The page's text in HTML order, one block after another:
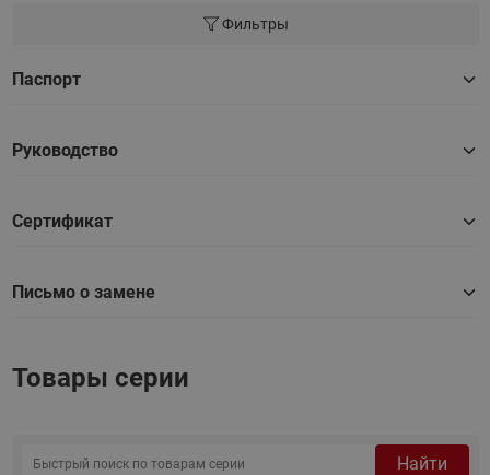
Фильтры
Паспорт
Руководство
Сертификат
Письмо о замене
Товары серии
Найти